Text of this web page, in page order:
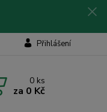
Přihlášení
0 ks
za 0 Kč